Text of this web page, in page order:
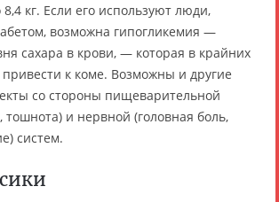
кг. Если его используют люди,
возможна гипогликемия —
сахара в крови, — которая в крайних
к коме. Возможны и другие
со стороны пищеварительной
тошнота) и нервной (головная боль,
систем.